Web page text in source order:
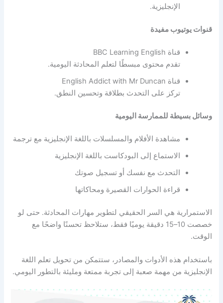
الإنجليزية.
قنوات يوتيوب مفيدة
قناة BBC Learning English
تقدم محتوى مبسطًا لتعلم المحادثة اليومية.
قناة English Addict with Mr Duncan
تركز على التحدث بطلاقة وتحسين النطق.
وسائل بسيطة للممارسة اليومية
مشاهدة الأفلام والمسلسلات باللغة الإنجليزية مع ترجمة
الاستماع إلى البودكاست باللغة الإنجليزية
التحدث مع نفسك أو تسجيل صوتك
قراءة الحوارات القصيرة ومحاكاتها
الاستمرارية هي السر الحقيقي لتطوير مهارات المحادثة. حتى لو
خصصت 10–15 دقيقة يوميًا فقط، ستلاحظ تحسنًا واضحًا مع
الوقت.
باستخدام هذه الأدوات والمصادر، ستتمكن من تحويل تعلم اللغة
الإنجليزية من مهمة صعبة إلى تجربة ممتعة ومليئة بالتطور اليومي.